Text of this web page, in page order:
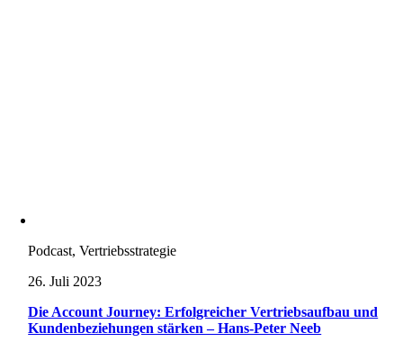
Podcast, Vertriebsstrategie
26. Juli 2023
Die Account Journey: Erfolgreicher Vertriebsaufbau und
Kundenbeziehungen stärken – Hans-Peter Neeb